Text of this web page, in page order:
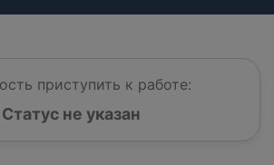
приступить к работе:
Статус не указан